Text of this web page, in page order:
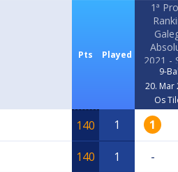
Pts Played
1ª
2021 -
9-
20. Mar
Os
140 1 1
140 1 -